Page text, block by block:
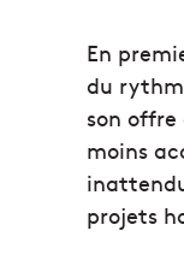
En
du
son
moins
projets